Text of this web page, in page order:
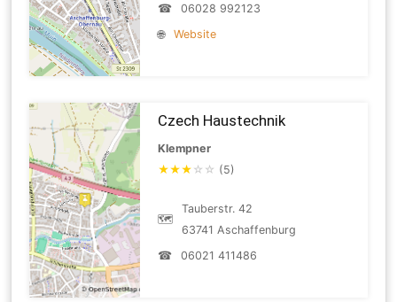
☎
06028 992123
🌐
Website
Czech Haustechnik
Klempner
★★★ ☆ ☆ (5)
🗺
Tauberstr. 42
63741 Aschaffenburg
☎
06021 411486